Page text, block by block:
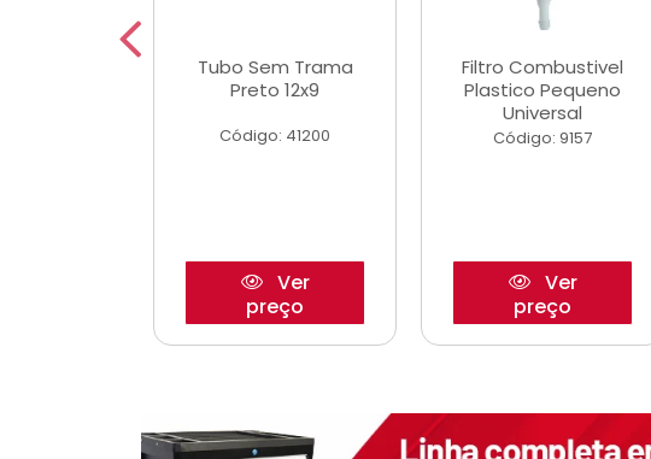
Tubo Sem Trama
Preto 12x9
Código: 41200
Ver
preço
Filtro Combustivel
Plastico Pequeno
Universal
Código: 9157
Ver
preço